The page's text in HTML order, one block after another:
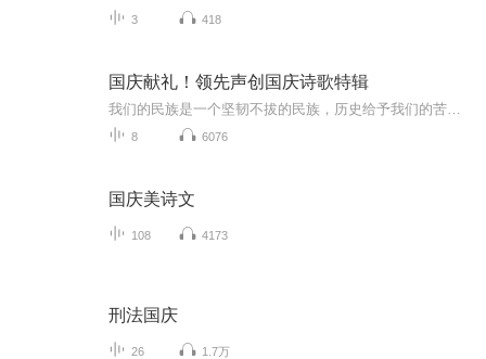
3 418
国庆献礼！领先声创国庆诗歌特辑
8 6076
国庆美诗文
108 4173
刑法国庆
26 1.7万